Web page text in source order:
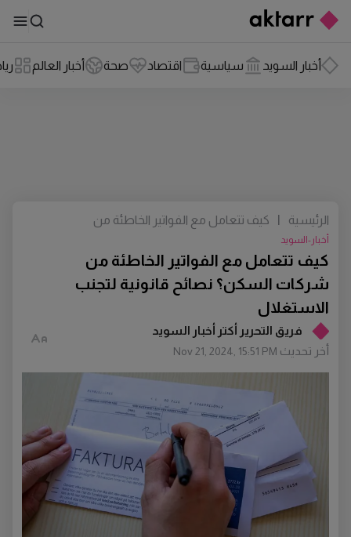
أخبار السويد سياسية اقتصاد صحة أخبار العالم
فريق التحرير أكتر أخبار السويد
أخر تحديث Nov 21, 2024, 15:51 PM
كيف تتعامل مع الفواتير الخاطئة من
شركات السكن؟ نصائح قانونية لتجنب
الاستغلال
أخبار-السويد
الرئيسية |
كيف تتعامل مع الفواتير الخاطئة من
الاستغلال